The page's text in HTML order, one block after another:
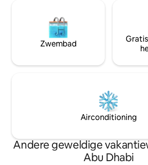
Zwembad
Airconditioning
Andere geweldige
Abu Dhabi